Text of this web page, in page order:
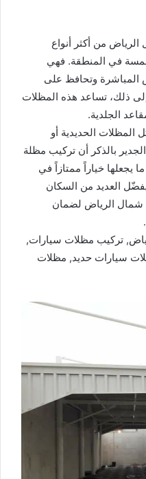
من أكثر أنواع
في المنطقة. فهي
وتحافظ على
ذلك، تساعد هذه المظلات
الجلدية.
المظلات الحديدية أو
بالذكر أن تركيب مظلة
يجعلها خياراً ممتازاً في
العديد من السكان
شمال الرياض لضمان
تركيب مظلات سيارات,
سيارات حديد, مظلات